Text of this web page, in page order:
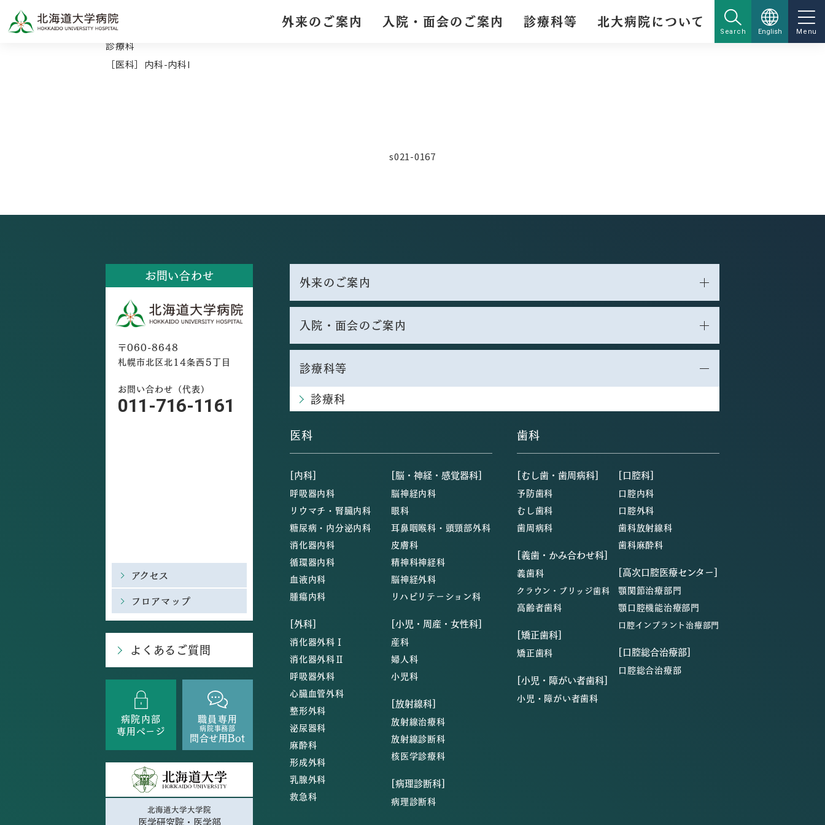
外来のご案内 入院・面会のご案内 診療科等 北大病院について
Search English Menu
TOP
診療科
［医科］内科-内科I
s021-0167
お問い合わせ
〒060-8648
札幌市北区北14条西5丁目
お問い合わせ（代表）
011-716-1161
アクセス
フロアマップ
よくあるご質問
病院内部
専用ページ
職員専用
病院事務部
問合せ用Bot
北海道大学大学院
医学研究院・医学部
外来のご案内
入院・面会のご案内
診療科等
診療科
医科
[内科]
呼吸器内科
リウマチ・腎臓内科
糖尿病・内分泌内科
消化器内科
循環器内科
血液内科
腫瘍内科
[外科]
消化器外科Ⅰ
消化器外科Ⅱ
呼吸器外科
心臓血管外科
整形外科
泌尿器科
麻酔科
形成外科
乳腺外科
救急科
[脳・神経・感覚器科]
脳神経内科
眼科
耳鼻咽喉科・頭頸部外科
皮膚科
精神科神経科
脳神経外科
リハビリテーション科
[小児・周産・女性科]
産科
婦人科
小児科
[放射線科]
放射線治療科
放射線診断科
核医学診療科
[病理診断科]
病理診断科
歯科
[むし歯・歯周病科]
予防歯科
むし歯科
歯周病科
[義歯・かみ合わせ科]
義歯科
クラウン・ブリッジ歯科
高齢者歯科
[矯正歯科]
矯正歯科
[小児・障がい者歯科]
小児・障がい者歯科
[口腔科]
口腔内科
口腔外科
歯科放射線科
歯科麻酔科
[高次口腔医療センター]
顎関節治療部門
顎口腔機能治療部門
口腔インプラント治療部門
[口腔総合治療部]
口腔総合治療部